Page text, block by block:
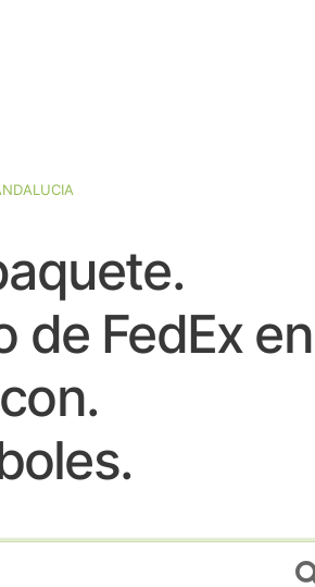
de FedEx en